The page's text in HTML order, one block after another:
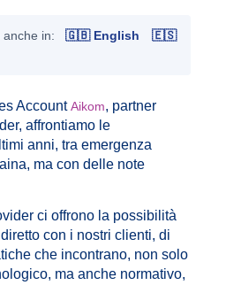
in: 🇬🇧 English
🇪🇸
AccountAikom, partner
affrontiamo le
anni, tra emergenza
ma con delle note
ci offrono la possibilità
con i nostri clienti, di
che incontrano, non solo
ma anche normativo,